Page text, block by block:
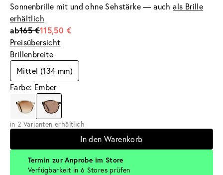
Sonnenbrille mit und ohne Sehstärke — auchals Brille
erhältlich
ab165 €115,50 €
Preisübersicht
Brillenbreite
Mittel (134 mm)
Farbe: Ember
in 2 Varianten erhältlich
In den Warenkorb
Termin zur Anprobe im Store
Verfügbarkeit in 6 Stores prüfen